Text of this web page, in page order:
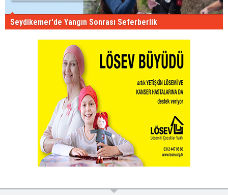
Seydikemer'de Yangın Sonrası Seferberlik